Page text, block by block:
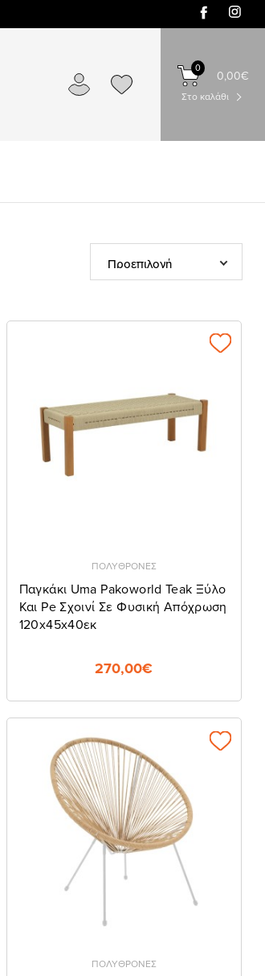
0,00€
0
Στο καλάθι
ΠΟΛΥΘΡΟΝΕΣ
Παγκάκι Uma Pakoworld Teak Ξύλο
Και Pe Σχοινί Σε Φυσική Απόχρωση
120x45x40εκ
270,00€
ΠΟΛΥΘΡΟΝΕΣ